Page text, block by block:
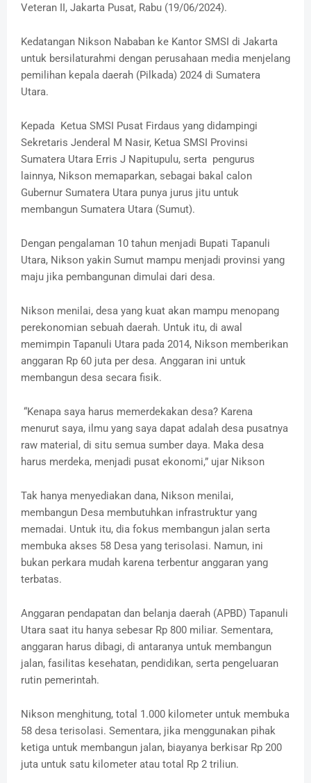
Veteran II, Jakarta Pusat, Rabu (19/06/2024).
Kedatangan Nikson Nababan ke Kantor SMSI di Jakarta
untuk bersilaturahmi dengan perusahaan media menjelang
pemilihan kepala daerah (Pilkada) 2024 di Sumatera
Utara.
Kepada Ketua SMSI Pusat Firdaus yang didampingi
Sekretaris Jenderal M Nasir, Ketua SMSI Provinsi
Sumatera Utara Erris J Napitupulu, serta pengurus
lainnya, Nikson memaparkan, sebagai bakal calon
Gubernur Sumatera Utara punya jurus jitu untuk
membangun Sumatera Utara (Sumut).
Dengan pengalaman 10 tahun menjadi Bupati Tapanuli
Utara, Nikson yakin Sumut mampu menjadi provinsi yang
maju jika pembangunan dimulai dari desa.
Nikson menilai, desa yang kuat akan mampu menopang
perekonomian sebuah daerah. Untuk itu, di awal
memimpin Tapanuli Utara pada 2014, Nikson memberikan
anggaran Rp 60 juta per desa. Anggaran ini untuk
membangun desa secara fisik.
“Kenapa saya harus memerdekakan desa? Karena
menurut saya, ilmu yang saya dapat adalah desa pusatnya
raw material, di situ semua sumber daya. Maka desa
harus merdeka, menjadi pusat ekonomi,” ujar Nikson
Tak hanya menyediakan dana, Nikson menilai,
membangun Desa membutuhkan infrastruktur yang
memadai. Untuk itu, dia fokus membangun jalan serta
membuka akses 58 Desa yang terisolasi. Namun, ini
bukan perkara mudah karena terbentur anggaran yang
terbatas.
Anggaran pendapatan dan belanja daerah (APBD) Tapanuli
Utara saat itu hanya sebesar Rp 800 miliar. Sementara,
anggaran harus dibagi, di antaranya untuk membangun
jalan, fasilitas kesehatan, pendidikan, serta pengeluaran
rutin pemerintah.
Nikson menghitung, total 1.000 kilometer untuk membuka
58 desa terisolasi. Sementara, jika menggunakan pihak
ketiga untuk membangun jalan, biayanya berkisar Rp 200
juta untuk satu kilometer atau total Rp 2 triliun.